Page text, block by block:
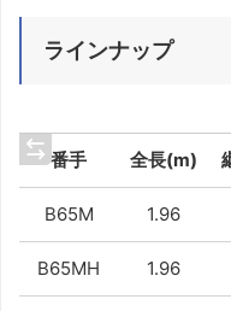
ラインナップ
番手 全長(m)
B65M 1.96
B65MH 1.96